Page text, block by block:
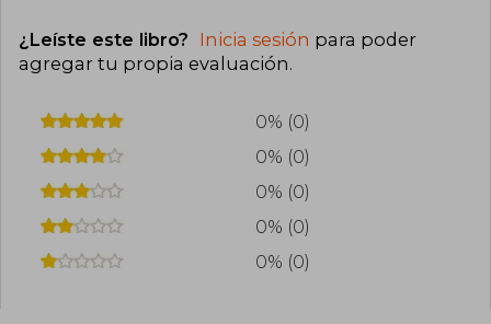
¿Leíste este libro? Inicia sesión para poder
agregar tu propia evaluación.
0% (0)
0% (0)
0% (0)
0% (0)
0% (0)